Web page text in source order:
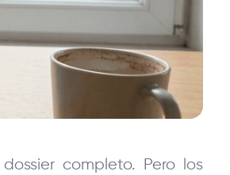
completo. Pero los